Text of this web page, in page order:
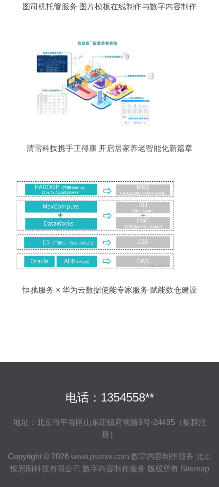
图司机托管服务 图片模板在线制作与数字内容制作
清雷科技携手正得康 开启居家养老智能化新篇章
恒驰服务 × 华为云数据使能专家服务 赋能数仓建设
电话：1354558**
地址：北京市平谷区山东庄镇府前路9号-24495（集群注
册）
Copyright © 2026 www.pssrxx.com 数字内容制作服务 北京
悦思阳科技有限公司 数字内容制作服务 版权所有 Sitemap